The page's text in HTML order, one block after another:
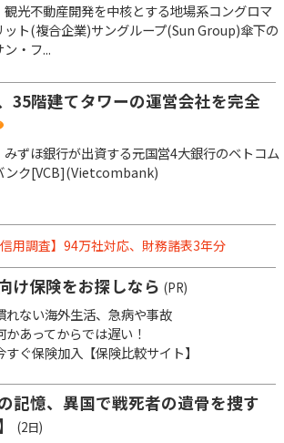
観光不動産開発を中核とする地場系コングロマ
ット(複合企業)サングループ(Sun Group)傘下の
ン・フ...
35階建てタワーの運営会社を完全
みずほ銀行が出資する元国営4大銀行のベトコム
ンク[VCB](Vietcombank)
信用調査】94万社対応、財務諸表3年分
け保険をお探しなら (PR)
れない海外生活、急病や事故
かあってからでは遅い！
すぐ保険加入【保険比較サイト】
記憶、異国で戦死者の遺骨を捜す
(2日)